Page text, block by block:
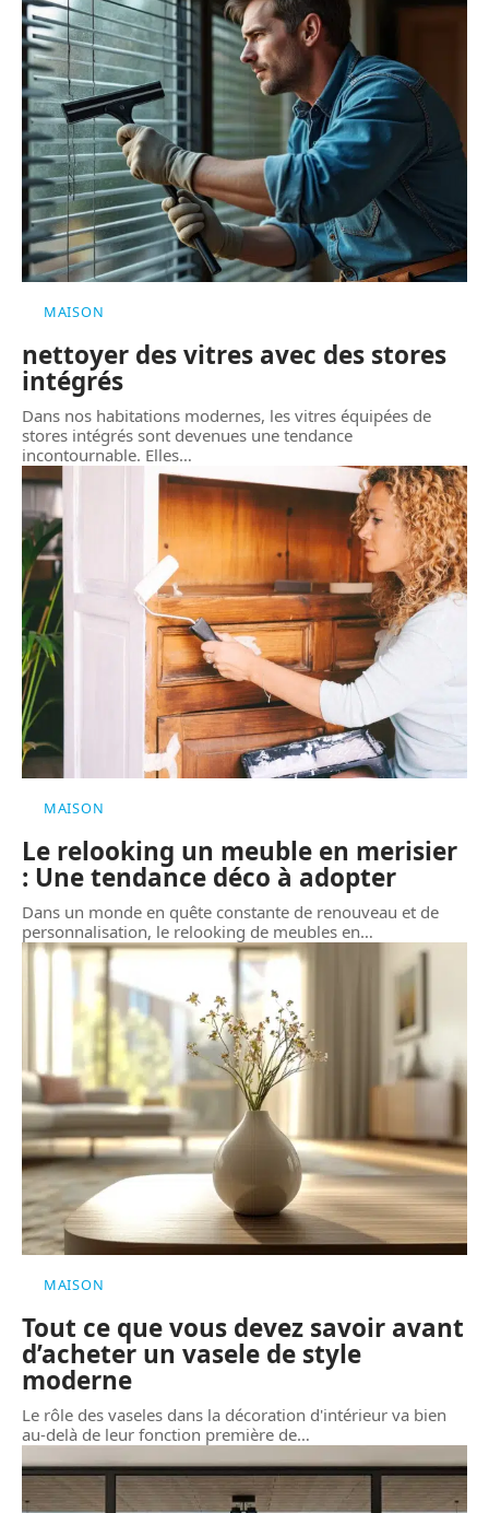
MAISON
nettoyer des vitres avec des stores
intégrés
Dans nos habitations modernes, les vitres équipées de
stores intégrés sont devenues une tendance
incontournable. Elles…
MAISON
Le relooking un meuble en merisier
: Une tendance déco à adopter
Dans un monde en quête constante de renouveau et de
personnalisation, le relooking de meubles en…
MAISON
Tout ce que vous devez savoir avant
d’acheter un vasele de style
moderne
Le rôle des vaseles dans la décoration d'intérieur va bien
au-delà de leur fonction première de…